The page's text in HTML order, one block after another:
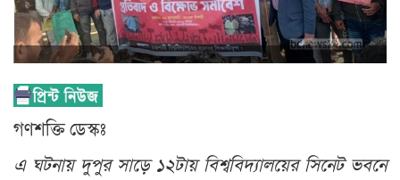
গণশক্তি ডেস্কঃ
এ ঘটনায় দুপুর সাড়ে ১২টায় বিশ্ববিদ্যালয়ের সিনেট ভবনে